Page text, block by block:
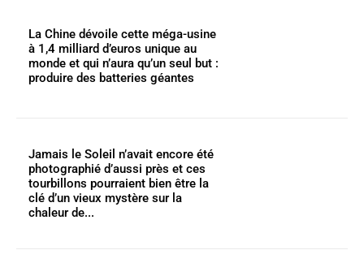
La Chine dévoile cette méga-usine
à 1,4 milliard d’euros unique au
monde et qui n’aura qu’un seul but :
produire des batteries géantes
Jamais le Soleil n’avait encore été
photographié d’aussi près et ces
tourbillons pourraient bien être la
clé d’un vieux mystère sur la
chaleur de...